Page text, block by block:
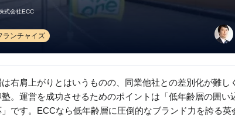
式会社ECC
ランチャイズ
右肩上がりとはいうものの、同業他社との差別化が難し
塾。運営を成功させるためのポイントは「低年齢層の囲い
です。ECCなら低年齢層に圧倒的なブランド力を誇る英